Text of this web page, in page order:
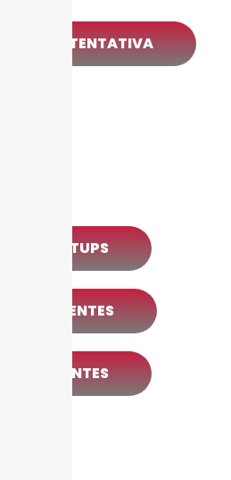
AGENDA TENTATIVA
STARTUPS
ASISTENTES
PONENTES